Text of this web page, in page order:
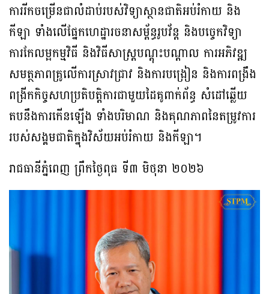
ការរីកចម្រើនជាលំដាប់របស់វិទ្យាស្ថានជាតិអប់រំកាយ និង
កីឡា ទាំងលើផ្នែកហេដ្ឋារចនាសម្ព័ន្ធរូបវ័ន្ត និងបច្ចេកវិទ្យា
ការកែលម្អកម្មវិធី និងវិធីសាស្ត្របណ្តុះបណ្តាល ការអភិវឌ្ឍ
សមត្ថភាពគ្រូលើការស្រាវជ្រាវ និងការបង្រៀន និងការពង្រឹង
ពង្រីកកិច្ចសហប្រតិបត្តិការជាមួយដៃគូពាក់ព័ន្ធ សំដៅឆ្លើយ
តបនឹងការកើនឡើង ទាំងបរិមាណ និងគុណភាពនៃតម្រូវការ
របស់សង្គមជាតិក្នុងវិស័យអប់រំកាយ និងកីឡា។
រាជធានីភ្នំពេញ ព្រឹកថ្ងៃពុធ ទី៣ មិថុនា ២០២៦